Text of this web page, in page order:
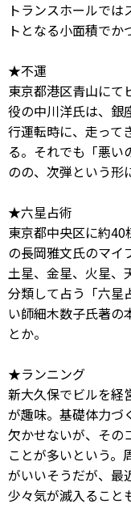
トランスホールで
トとなる小面積でか
★不運
東京都港区青山にて
役の中川洋氏は、銀
行運転時に、走って
る。それでも「悪い
のの、次弾という形
★六星占術
東京都中央区に約
の長岡雅文氏のマイ
土星、金星、火星、
分類して占う「六星
い師細木数子氏著の
とか。
★ランニング
新大久保でビルを経
が趣味。基礎体力づ
欠かせないが、その
ことが多いという。
がいいそうだが、最
少々気が滅入ること